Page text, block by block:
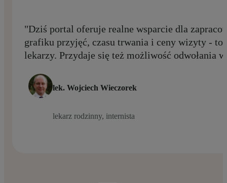
"Dziś portal oferuje realne wsparcie dla
grafiku przyjęć, czasu trwania i ceny wizyty - to
lekarzy. Przydaje się też możliwość odwołania
lek. Wojciech Wieczorek
lekarz rodzinny, internista